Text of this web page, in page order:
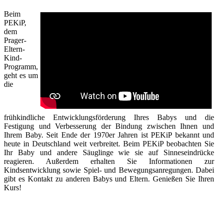
Beim
PEKiP,
dem
Prager-
Eltern-
Kind-
Programm,
geht es um
die
frühkindliche Entwicklungsförderung Ihres Babys und die
Festigung und Verbesserung der Bindung zwischen Ihnen und
Ihrem Baby. Seit Ende der 1970er Jahren ist PEKiP bekannt und
heute in Deutschland weit verbreitet. Beim PEKiP beobachten Sie
Ihr Baby und andere Säuglinge wie sie auf Sinneseindrücke
reagieren. Außerdem erhalten Sie Informationen zur
Kindsentwicklung sowie Spiel- und Bewegungsanregungen. Dabei
gibt es Kontakt zu anderen Babys und Eltern. Genießen Sie Ihren
Kurs!